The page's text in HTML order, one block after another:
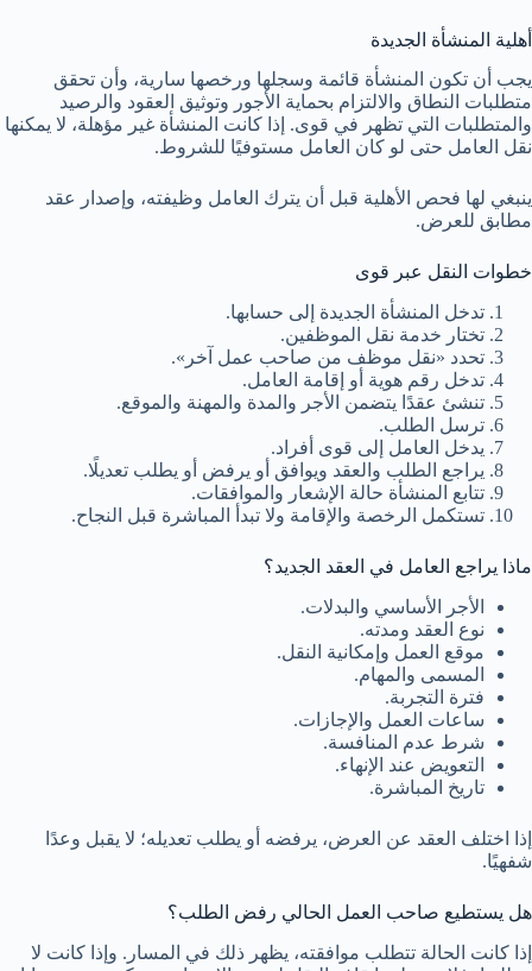
أهلية المنشأة الجديدة
يجب أن تكون المنشأة قائمة وسجلها ورخصها سارية، وأن تحقق
متطلبات النطاق والالتزام بحماية الأجور وتوثيق العقود والرصيد
والمتطلبات التي تظهر في قوى. إذا كانت المنشأة غير مؤهلة، لا يمكنها
نقل العامل حتى لو كان العامل مستوفيًا للشروط.
ينبغي لها فحص الأهلية قبل أن يترك العامل وظيفته، وإصدار عقد
مطابق للعرض.
خطوات النقل عبر قوى
تدخل المنشأة الجديدة إلى حسابها.
تختار خدمة نقل الموظفين.
تحدد «نقل موظف من صاحب عمل آخر».
تدخل رقم هوية أو إقامة العامل.
تنشئ عقدًا يتضمن الأجر والمدة والمهنة والموقع.
ترسل الطلب.
يدخل العامل إلى قوى أفراد.
يراجع الطلب والعقد ويوافق أو يرفض أو يطلب تعديلًا.
تتابع المنشأة حالة الإشعار والموافقات.
تستكمل الرخصة والإقامة ولا تبدأ المباشرة قبل النجاح.
ماذا يراجع العامل في العقد الجديد؟
الأجر الأساسي والبدلات.
نوع العقد ومدته.
موقع العمل وإمكانية النقل.
المسمى والمهام.
فترة التجربة.
ساعات العمل والإجازات.
شرط عدم المنافسة.
التعويض عند الإنهاء.
تاريخ المباشرة.
إذا اختلف العقد عن العرض، يرفضه أو يطلب تعديله؛ لا يقبل وعدًا
شفهيًا.
هل يستطيع صاحب العمل الحالي رفض الطلب؟
إذا كانت الحالة تتطلب موافقته، يظهر ذلك في المسار. وإذا كانت لا